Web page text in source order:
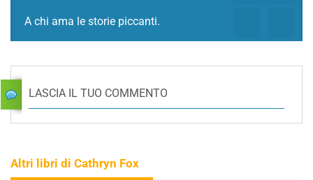
A chi ama le storie piccanti.
LASCIA IL TUO COMMENTO
Altri libri di Cathryn Fox